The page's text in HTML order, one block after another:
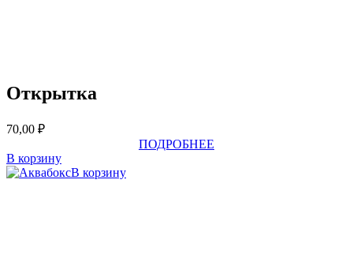
Открытка
70,00 ₽
ПОДРОБНЕЕ
В корзину
В корзину